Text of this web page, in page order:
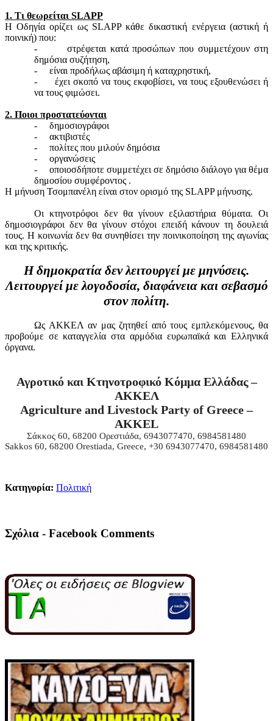
1. Τι θεωρείται SLAPP
Η Οδηγία ορίζει ως SLAPP κάθε δικαστική ενέργεια (αστική ή
ποινική) που:
-
στρέφεται κατά προσώπων που συμμετέχουν στη
δημόσια συζήτηση,
-
είναι προδήλως αβάσιμη ή καταχρηστική,
-
έχει σκοπό να τους εκφοβίσει, να τους εξουθενώσει ή
να τους φιμώσει.
2. Ποιοι προστατεύονται
-
δημοσιογράφοι
-
ακτιβιστές
-
πολίτες που μιλούν δημόσια
-
οργανώσεις
-
οποιοσδήποτε συμμετέχει σε δημόσιο διάλογο για θέμα
δημοσίου συμφέροντος .
Η μήνυση Τσομπανέλη είναι στον ορισμό της SLAPP μήνυσης.
Οι κτηνοτρόφοι δεν θα γίνουν εξιλαστήρια θύματα. Οι
δημοσιογράφοι δεν θα γίνουν στόχοι επειδή κάνουν τη δουλειά
τους. Η κοινωνία δεν θα συνηθίσει την ποινικοποίηση της αγωνίας
και της κριτικής.
Η δημοκρατία δεν λειτουργεί με μηνύσεις.
Λειτουργεί με λογοδοσία, διαφάνεια και σεβασμό
στον πολίτη.
Ως ΑΚΚΕΛ αν μας ζητηθεί από τους εμπλεκόμενους, θα
προβούμε σε καταγγελία στα αρμόδια ευρωπαϊκά και Ελληνικά
όργανα.
Αγροτικό και Κτηνοτροφικό Κόμμα Ελλάδας –
ΑΚΚΕΛ
Agriculture and Livestock Party of Greece –
AKKEL
Σάκκoς 60, 68200 Ορεστιάδα, 6943077470, 6984581480
Sakkos 60, 68200 Orestiada, Greece, +30 6943077470, 6984581480
Κατηγορία: Πολιτική
Σχόλια - Facebook Comments